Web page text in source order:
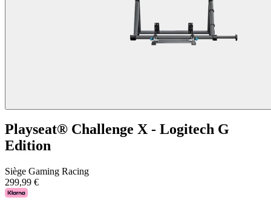
Playseat® Challenge X - Logitech G
Edition
Siège Gaming Racing
299,99 €